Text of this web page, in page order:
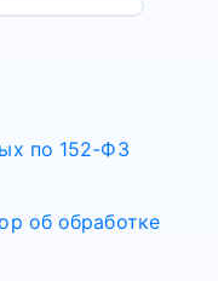
по 152-ФЗ
об обработке